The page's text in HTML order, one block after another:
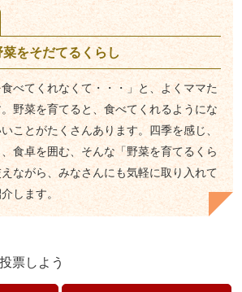
をそだてるくらし
食べてくれなくて・・・」と、よくママた
野菜を育てると、食べてくれるようにな
ことがたくさんあります。四季を感じ、
食卓を囲む、そんな「野菜を育てるくら
ながら、みなさんにも気軽に取り入れて
します。
票しよう